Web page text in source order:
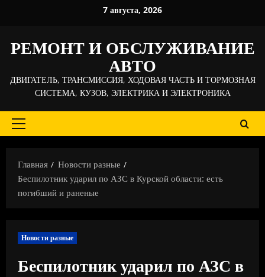
7 августа, 2026
РЕМОНТ И ОБСЛУЖИВАНИЕ
АВТО
ДВИГАТЕЛЬ, ТРАНСМИССИЯ, ХОДОВАЯ ЧАСТЬ И ТОРМОЗНАЯ
СИСТЕМА, КУЗОВ, ЭЛЕКТРИКА И ЭЛЕКТРОНИКА
Основное
Главная
Новости разные
Беспилотник ударил по АЗС в Курской области: есть
погибший и раненые
Новости разные
Беспилотник ударил по АЗС в